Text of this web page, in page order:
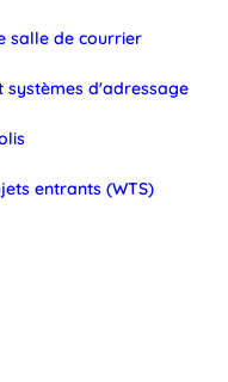
salle de courrier
d'adressage
entrants (WTS)